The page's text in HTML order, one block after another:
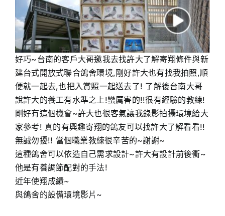
好巧~台南的客戶大哥邀我去找許大了解寄翔條件與新
建台式開放式聯合鴿舍環境,剛好許大也有找我拍照,順
便就一起去,也把入賞照一起送去了! 了解後台南大哥
說許大的養工有水準之上!蠻厲害的!!很有經驗的教練!
剛好有這個機會~許大也很客氣讓我錄影拍攝環境給大
家參考! 真的有興趣寄翔的鴿友可以找許大了解看看!!
無誠勿擾!! 當個職業教練很辛苦的~謝謝~
這種鴿舍可以依造自己需求設計~許大有設計前後衝~
他是有養調節配對的手法!
近年使翔成績~
與鴿舍的設備環境影片~